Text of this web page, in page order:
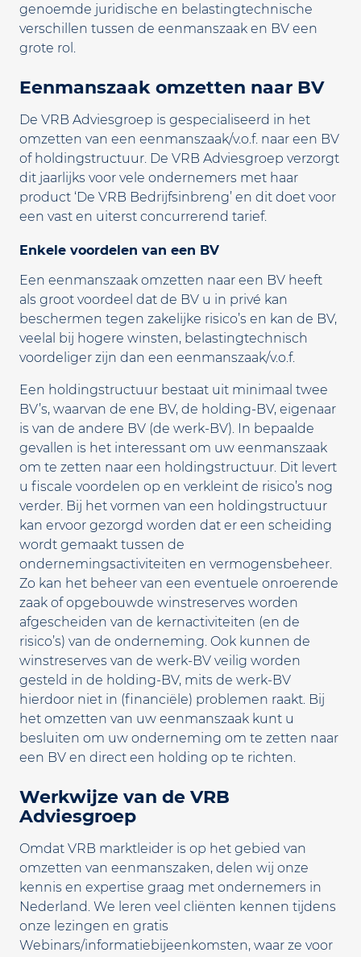
genoemde juridische en belastingtechnische
verschillen tussen de eenmanszaak en BV een
grote rol.
Eenmanszaak omzetten naar BV
De VRB Adviesgroep is gespecialiseerd in het
omzetten van een eenmanszaak/v.o.f. naar een BV
of holdingstructuur. De VRB Adviesgroep verzorgt
dit jaarlijks voor vele ondernemers met haar
product ‘De VRB Bedrijfsinbreng’ en dit doet voor
een vast en uiterst concurrerend tarief.
Enkele voordelen van een BV
Een eenmanszaak omzetten naar een BV heeft
als groot voordeel dat de BV u in privé kan
beschermen tegen zakelijke risico’s en kan de BV,
veelal bij hogere winsten, belastingtechnisch
voordeliger zijn dan een eenmanszaak/v.o.f.
Een holdingstructuur bestaat uit minimaal twee
BV’s, waarvan de ene BV, de holding-BV, eigenaar
is van de andere BV (de werk-BV). In bepaalde
gevallen is het interessant om uw eenmanszaak
om te zetten naar een holdingstructuur. Dit levert
u fiscale voordelen op en verkleint de risico’s nog
verder. Bij het vormen van een holdingstructuur
kan ervoor gezorgd worden dat er een scheiding
wordt gemaakt tussen de
ondernemingsactiviteiten en vermogensbeheer.
Zo kan het beheer van een eventuele onroerende
zaak of opgebouwde winstreserves worden
afgescheiden van de kernactiviteiten (en de
risico’s) van de onderneming. Ook kunnen de
winstreserves van de werk-BV veilig worden
gesteld in de holding-BV, mits de werk-BV
hierdoor niet in (financiële) problemen raakt. Bij
het omzetten van uw eenmanszaak kunt u
besluiten om uw onderneming om te zetten naar
een BV en direct een holding op te richten.
Werkwijze van de VRB
Adviesgroep
Omdat VRB marktleider is op het gebied van
omzetten van eenmanszaken, delen wij onze
kennis en expertise graag met ondernemers in
Nederland. We leren veel cliënten kennen tijdens
onze lezingen en gratis
Webinars/informatiebijeenkomsten, waar ze voor